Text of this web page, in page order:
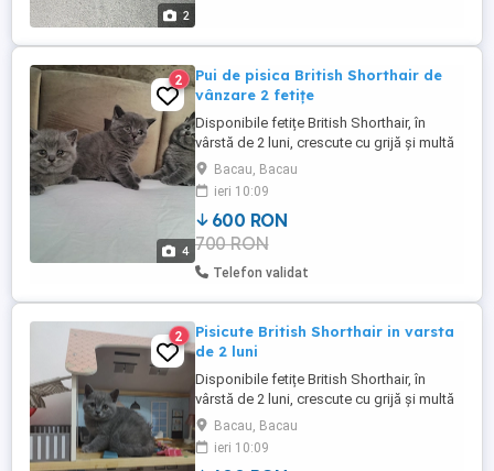
2
4
2
Pui de pisica British Shorthair de
vânzare 2 fetițe
Disponibile fetițe British Shorthair, în
vârstă de 2 luni, crescute cu grijă și multă
iubire în familie. Deparazitate intern și
extern Învățate la litieră Mănâncă atât
hrană uscată, cât și umedă Jucăușe,
afectuoase și obișnuite cu oamenii Își
caută familii responsabile, care să le ofere
...
Bacau, Bacau
ieri 10:09
600 RON
700 RON
Telefon validat
2
Pisicute British Shorthair in varsta
de 2 luni
Disponibile fetițe British Shorthair, în
vârstă de 2 luni, crescute cu grijă și multă
iubire în familie. Deparazitate intern și
extern Învățate la litieră Mănâncă atât
hrană uscată, cât și umedă Jucăușe,
Bacau, Bacau
ieri 10:09